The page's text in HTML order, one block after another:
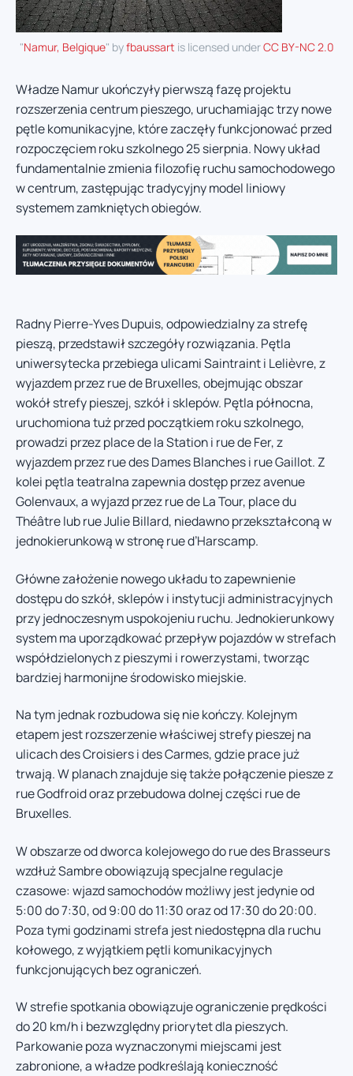
"Namur, Belgique" byfbaussart is licensed underCC BY-NC 2.0
Władze Namur ukończyły pierwszą fazę projektu
rozszerzenia centrum pieszego, uruchamiając trzy nowe
pętle komunikacyjne, które zaczęły funkcjonować przed
rozpoczęciem roku szkolnego 25 sierpnia. Nowy układ
fundamentalnie zmienia filozofię ruchu samochodowego
w centrum, zastępując tradycyjny model liniowy
systemem zamkniętych obiegów.
Radny Pierre-Yves Dupuis, odpowiedzialny za strefę
pieszą, przedstawił szczegóły rozwiązania. Pętla
uniwersytecka przebiega ulicami Saintraint i Lelièvre, z
wyjazdem przez rue de Bruxelles, obejmując obszar
wokół strefy pieszej, szkół i sklepów. Pętla północna,
uruchomiona tuż przed początkiem roku szkolnego,
prowadzi przez place de la Station i rue de Fer, z
wyjazdem przez rue des Dames Blanches i rue Gaillot. Z
kolei pętla teatralna zapewnia dostęp przez avenue
Golenvaux, a wyjazd przez rue de La Tour, place du
Théâtre lub rue Julie Billard, niedawno przekształconą w
jednokierunkową w stronę rue d’Harscamp.
Główne założenie nowego układu to zapewnienie
dostępu do szkół, sklepów i instytucji administracyjnych
przy jednoczesnym uspokojeniu ruchu. Jednokierunkowy
system ma uporządkować przepływ pojazdów w strefach
współdzielonych z pieszymi i rowerzystami, tworząc
bardziej harmonijne środowisko miejskie.
Na tym jednak rozbudowa się nie kończy. Kolejnym
etapem jest rozszerzenie właściwej strefy pieszej na
ulicach des Croisiers i des Carmes, gdzie prace już
trwają. W planach znajduje się także połączenie piesze z
rue Godfroid oraz przebudowa dolnej części rue de
Bruxelles.
W obszarze od dworca kolejowego do rue des Brasseurs
wzdłuż Sambre obowiązują specjalne regulacje
czasowe: wjazd samochodów możliwy jest jedynie od
5:00 do 7:30, od 9:00 do 11:30 oraz od 17:30 do 20:00.
Poza tymi godzinami strefa jest niedostępna dla ruchu
kołowego, z wyjątkiem pętli komunikacyjnych
funkcjonujących bez ograniczeń.
W strefie spotkania obowiązuje ograniczenie prędkości
do 20 km/h i bezwzględny priorytet dla pieszych.
Parkowanie poza wyznaczonymi miejscami jest
zabronione, a władze podkreślają konieczność